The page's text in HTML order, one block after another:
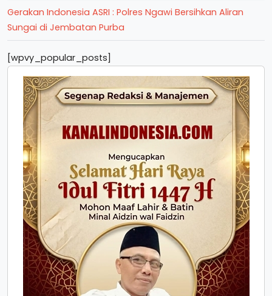
Gerakan Indonesia ASRI : Polres Ngawi Bersihkan Aliran
Sungai di Jembatan Purba
[wpvy_popular_posts]